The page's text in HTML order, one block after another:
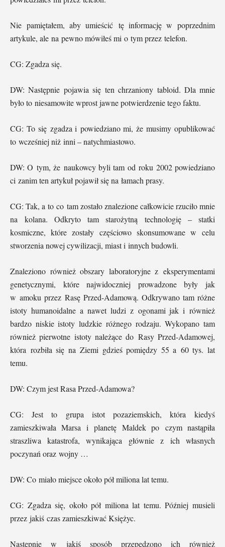
Nie pamiętałem, aby umieścić tę informację w poprzednim
artykule, ale na pewno mówiłeś mi o tym przez telefon.
CG: Zgadza się.
DW: Następnie pojawia się ten chrzaniony tabloid. Dla mnie
było to niesamowite wprost jawne potwierdzenie tego faktu.
CG: To się zgadza i powiedziano mi, że musimy opublikować
to wcześniej niż inni – natychmiastowo.
DW: O tym, że naukowcy byli tam od roku 2002 powiedziano
ci zanim ten artykuł pojawił się na łamach prasy.
CG: Tak, a to co tam zostało znalezione całkowicie rzuciło mnie
na kolana. Odkryto tam starożytną technologię – statki
kosmiczne, które zostały częściowo skonsumowane w celu
stworzenia nowej cywilizacji, miast i innych budowli.
Znaleziono również obszary laboratoryjne z eksperymentami
genetycznymi, które najwidoczniej prowadzone były jak
w amoku przez Rasę Przed-Adamową. Odkrywano tam różne
istoty humanoidalne a nawet ludzi z ogonami jak i również
bardzo niskie istoty ludzkie różnego rodzaju. Wykopano tam
również pierwotne istoty należące do Rasy Przed-Adamowej,
która rozbiła się na Ziemi gdzieś pomiędzy 55 a 60 tys. lat
temu.
DW: Czym jest Rasa Przed-Adamowa?
CG: Jest to grupa istot pozaziemskich, która kiedyś
zamieszkiwała Marsa i planetę Maldek po czym nastąpiła
straszliwa katastrofa, wynikająca głównie z ich własnych
poczynań oraz wojny …
DW: Co miało miejsce około pół miliona lat temu.
CG: Zgadza się, około pół miliona lat temu. Później musieli
przez jakiś czas zamieszkiwać Księżyc.
Następnie w jakiś sposób przepędzono ich również